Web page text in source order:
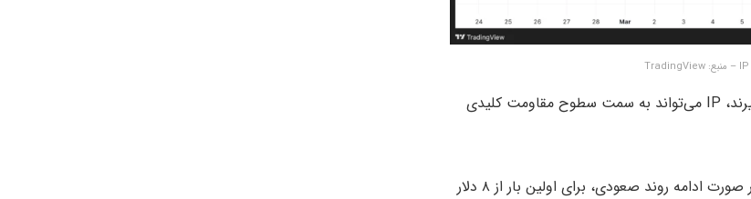
اگر توکن‌های هوش مصنوعی مانند چند ماه پیش دوباره شتاب بگیرند، IP می‌تواند به سمت سطوح مقاومت کلیدی
شکست این مقاومت‌ها می‌تواند قیمت را به ۷.۹۵ دلار برساند و در صورت ادامه روند صعودی، برای اولین بار از ۸ دلار